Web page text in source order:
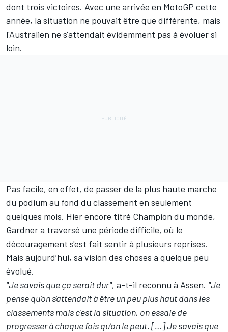
dont trois victoires. Avec une arrivée en MotoGP cette
année, la situation ne pouvait être que différente, mais
l'Australien ne s'attendait évidemment pas à évoluer si
loin.
Pas facile, en effet, de passer de la plus haute marche
du podium au fond du classement en seulement
quelques mois. Hier encore titré Champion du monde,
Gardner a traversé une période difficile, où le
découragement s'est fait sentir à plusieurs reprises.
Mais aujourd’hui, sa vision des choses a quelque peu
évolué.
"Je savais que ça serait dur", a-t-il reconnu à Assen. "Je
pense qu'on s'attendait à être un peu plus haut dans les
classements mais c'est la situation, on essaie de
progresser à chaque fois qu'on le peut. […] Je savais que